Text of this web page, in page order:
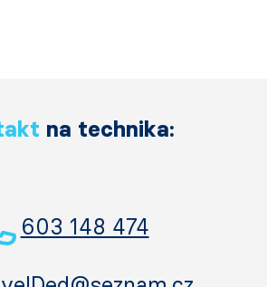
na technika:
603 148 474